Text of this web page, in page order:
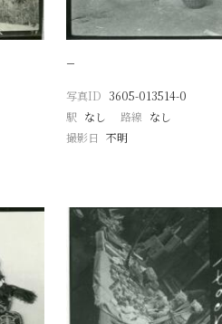
−
写真ID 3605-013514-0
駅 なし 路線 なし
撮影日 不明